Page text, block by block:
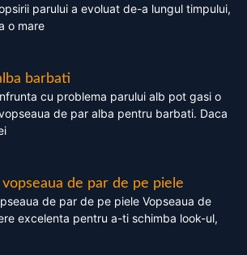
parului a evoluat de-a lungul timpului,
o mare
barbati
cu problema parului alb pot gasi o
de par alba pentru barbati. Daca
de par de pe piele
de par de pe piele Vopseaua de
excelenta pentru a-ti schimba look-ul,